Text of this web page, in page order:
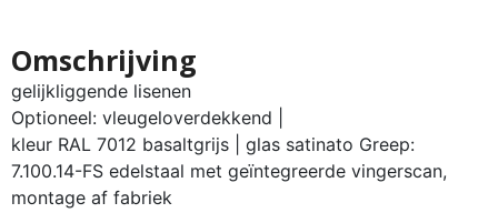
Omschrijving
gelijkliggende lisenen
Optioneel: vleugeloverdekkend |
kleur RAL 7012 basaltgrijs | glas satinato Greep:
7.100.14-FS edelstaal met geïntegreerde vingerscan,
montage af fabriek